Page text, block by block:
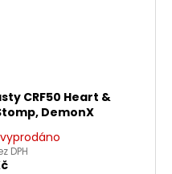
CRF50 Heart &
DemonX
DPH